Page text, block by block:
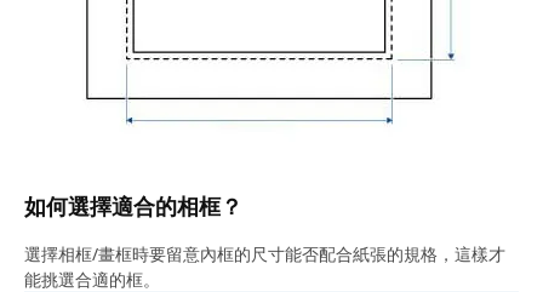
如何選擇適合的相框？
選擇相框/畫框時要留意內框的尺寸能否配合紙張的規格，這樣才
能挑選合適的框。